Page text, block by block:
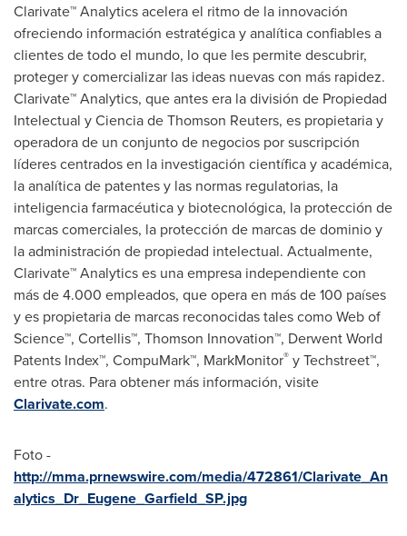
Clarivate™ Analytics acelera el ritmo de la innovación
ofreciendo información estratégica y analítica confiables a
clientes de todo el mundo, lo que les permite descubrir,
proteger y comercializar las ideas nuevas con más rapidez.
Clarivate™ Analytics, que antes era la división de Propiedad
Intelectual y Ciencia de Thomson Reuters, es propietaria y
operadora de un conjunto de negocios por suscripción
líderes centrados en la investigación científica y académica,
la analítica de patentes y las normas regulatorias, la
inteligencia farmacéutica y biotecnológica, la protección de
marcas comerciales, la protección de marcas de dominio y
la administración de propiedad intelectual. Actualmente,
Clarivate™ Analytics es una empresa independiente con
más de 4.000 empleados, que opera en más de 100 países
y es propietaria de marcas reconocidas tales como Web of
Science™, Cortellis™, Thomson Innovation™, Derwent World
Patents Index™, CompuMark™, MarkMonitor® y Techstreet™,
entre otras. Para obtener más información, visite
Clarivate.com.
Foto -
http://mma.prnewswire.com/media/472861/Clarivate_An
alytics_Dr_Eugene_Garfield_SP.jpg